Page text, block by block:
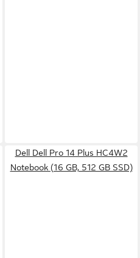
Dell Dell Pro 14 Plus HC4W2
Notebook (16 GB, 512 GB SSD)